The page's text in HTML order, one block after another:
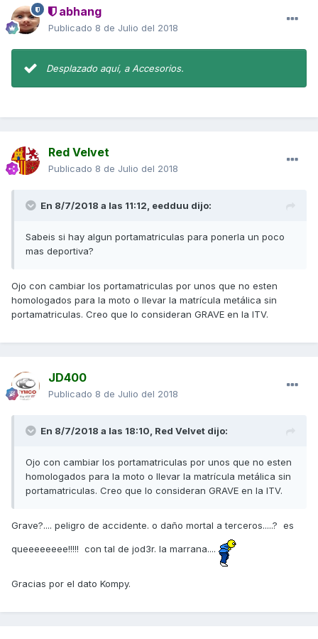
abhang
Publicado 8 de Julio del 2018
Desplazado aquí, a Accesorios.
Red Velvet
Publicado 8 de Julio del 2018
En 8/7/2018 a las 11:12, eedduu dijo:
Sabeis si hay algun portamatriculas para ponerla un poco
mas deportiva?
Ojo con cambiar los portamatriculas por unos que no esten
homologados para la moto o llevar la matrícula metálica sin
portamatriculas. Creo que lo consideran GRAVE en la ITV.
JD400
Publicado 8 de Julio del 2018
En 8/7/2018 a las 18:10, Red Velvet dijo:
Ojo con cambiar los portamatriculas por unos que no esten
homologados para la moto o llevar la matrícula metálica sin
portamatriculas. Creo que lo consideran GRAVE en la ITV.
Grave?.... peligro de accidente. o daño mortal a terceros.....? es
queeeeeeee!!!!! con tal de jod3r. la marrana....
Gracias por el dato Kompy.